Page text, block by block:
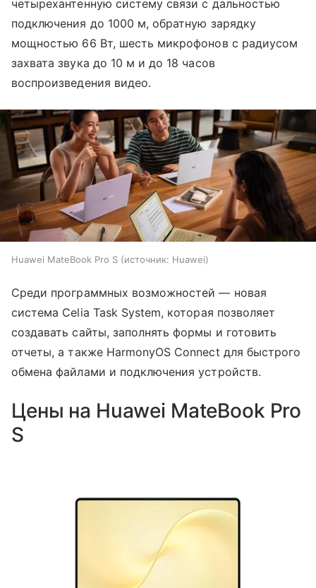
четырехантенную систему связи с дальностью
подключения до 1000 м, обратную зарядку
мощностью 66 Вт, шесть микрофонов с радиусом
захвата звука до 10 м и до 18 часов
воспроизведения видео.
Huawei MateBook Pro S источник: Huawei
Среди программных возможностей — новая
система Celia Task System, которая позволяет
создавать сайты, заполнять формы и готовить
отчеты, а также HarmonyOS Connect для быстрого
обмена файлами и подключения устройств.
Цены на Huawei MateBook Pro
S